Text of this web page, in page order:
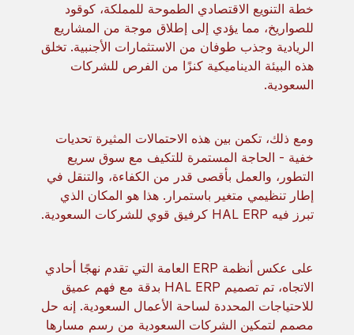
خطة التنويع الاقتصادي الطموحة للمملكة، كوقود
للصواريخ، مما يؤدي إلى إطلاق موجة من المشاريع
الريادية وجذب طوفان من الاستثمارات الأجنبية. تخلق
هذه البيئة الديناميكية كنزًا من الفرص للشركات
السعودية.
ومع ذلك، تكمن بين هذه الاحتمالات المثيرة تحديات
خفية - الحاجة المستمرة للتكيف مع سوق سريع
التطور، والعمل بأقصى قدر من الكفاءة، والتنقل في
إطار تنظيمي متغير باستمرار. هذا هو المكان الذي
تبرز فيه HAL ERP كرفيق قوي للشركات السعودية.
على عكس أنظمة ERP العامة التي تقدم نهجًا أحادي
الاتجاه، تم تصميم HAL ERP بدقة مع فهم عميق
للاحتياجات المحددة لساحة الأعمال السعودية. إنه حل
مصمم لتمكين الشركات السعودية من رسم مسارها